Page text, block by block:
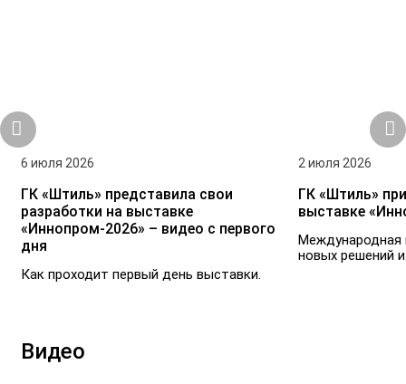
6 июля 2026
ГК «Штиль» представила свои
разработки на выставке
«Иннопром-2026» – видео с первого
дня
Как проходит первый день выставки.
2 июля 2026
ГК «Штиль»
выставке
Международная
новых решений
Видео